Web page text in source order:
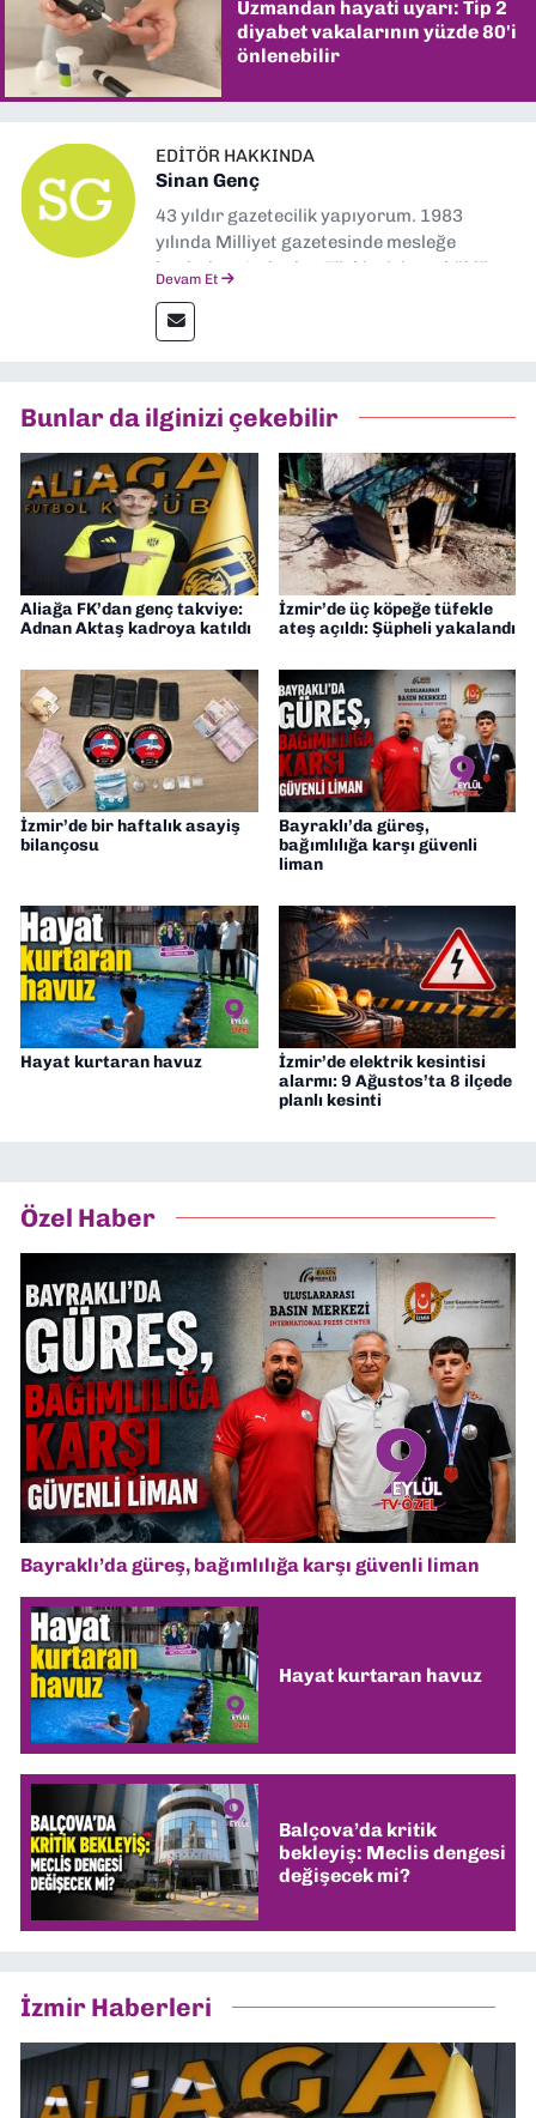
Uzmandan hayati uyarı: Tip 2
diyabet vakalarının yüzde 80'i
önlenebilir
EDITÖR HAKKINDA
Sinan Genç
43 yıldır gazetecilik yapıyorum. 1983
yılında Milliyet gazetesinde mesleğe
başladım. Ardından Türkiye’nin en köklü
muhabir, editör, müdür yardımcısı ve spor
müdürü olarak görev yaptım. Ayrıca Yeni
Gazetesi'nde editörlük yapıyorum
Devam Et
Bunlar da ilginizi çekebilir
Aliağa FK’dan genç takviye:
Adnan Aktaş kadroya katıldı
İzmir’de üç köpeğe tüfekle
ateş açıldı: Şüpheli yakalandı
İzmir’de bir haftalık asayiş
bilançosu
Bayraklı’da güreş,
bağımlılığa karşı güvenli
liman
Hayat kurtaran havuz
İzmir’de elektrik kesintisi
alarmı: 9 Ağustos’ta 8 ilçede
planlı kesinti
Özel Haber
Bayraklı’da güreş, bağımlılığa karşı güvenli liman
Hayat kurtaran havuz
Balçova’da kritik
bekleyiş: Meclis dengesi
değişecek mi?
İzmir Haberleri